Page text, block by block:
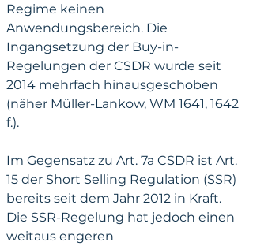
Regime keinen
Anwendungsbereich. Die
Ingangsetzung der Buy-in-
Regelungen der CSDR wurde seit
2014 mehrfach hinausgeschoben
(näher Müller-Lankow, WM 1641, 1642
f.).
Im Gegensatz zu Art. 7a CSDR ist Art.
15 der Short Selling Regulation (SSR)
bereits seit dem Jahr 2012 in Kraft.
Die SSR-Regelung hat jedoch einen
weitaus engeren